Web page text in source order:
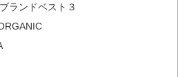
ランドベスト３